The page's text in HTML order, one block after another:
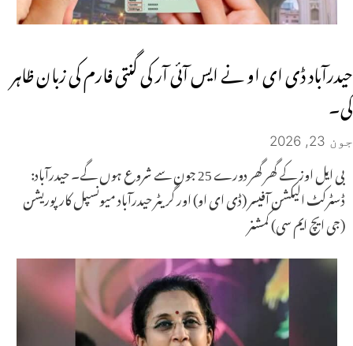
حیدرآباد ڈی ای او نے ایس آئی آر کی گنتی فارم کی زبان ظاہر
کی۔
جون 23, 2026
بی ایل اوز کے گھر گھر دورے 25 جون سے شروع ہوں گے۔ حیدرآباد:
ڈسٹرکٹ الیکشن آفیسر (ڈی ای او) اور گریٹر حیدرآباد میونسپل کارپوریشن
(جی ایچ ایم سی) کمشنر